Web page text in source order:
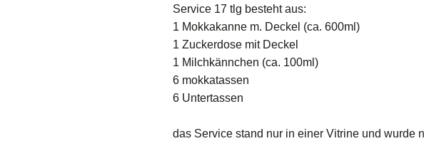
Service 17 tlg besteht aus:
1 Mokkakanne m. Deckel (ca. 600ml)
1 Zuckerdose mit Deckel
1 Milchkännchen (ca. 100ml)
6 mokkatassen
6 Untertassen
das Service stand nur in einer Vitrine und wurde